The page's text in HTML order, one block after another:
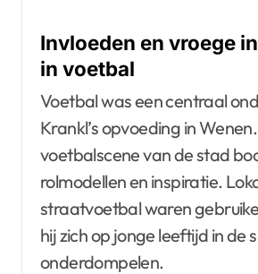
Invloeden en vroege
in voetbal
Voetbal was een centraal
Krankl’s opvoeding in
voetbalscene van de stad
rolmodellen en inspiratie.
straatvoetbal waren
hij zich op jonge leeftijd in de
onderdompelen.